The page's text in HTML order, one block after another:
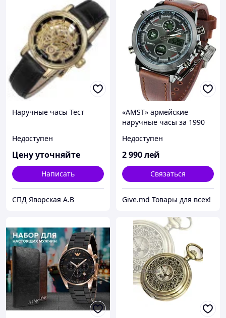
Наручные часы Тест
Недоступен
Цену уточняйте
Написать
СПД Яворская А.В
«AMST» армейские
наручные часы за 1990
Недоступен
2 990лей
Связаться
Give.md Товары для всех!